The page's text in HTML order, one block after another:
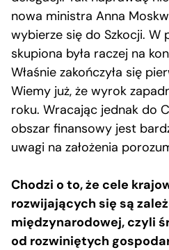
nowa ministra Anna
wybierze się do Szkocji. W
skupiona była raczej na
Właśnie zakończyła się
Wiemy już, że wyrok
roku. Wracając jednak do
obszar finansowy jest
uwagi na założenia
Chodzi o to, że cele
rozwijających się są
międzynarodowej, czyli
od rozwiniętych